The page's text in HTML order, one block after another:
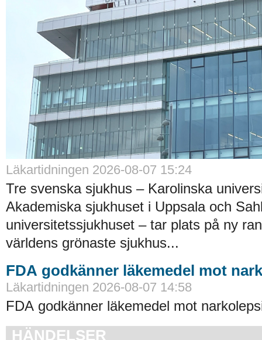
Läkartidningen 2026-08-07 15:24
Tre svenska sjukhus – Karolinska
Akademiska sjukhuset i Uppsala och
universitetssjukhuset – tar plats på ny
världens grönaste sjukhus...
FDA godkänner läkemedel mot
Läkartidningen 2026-08-07 14:58
FDA godkänner läkemedel mot
HÄNDELSER